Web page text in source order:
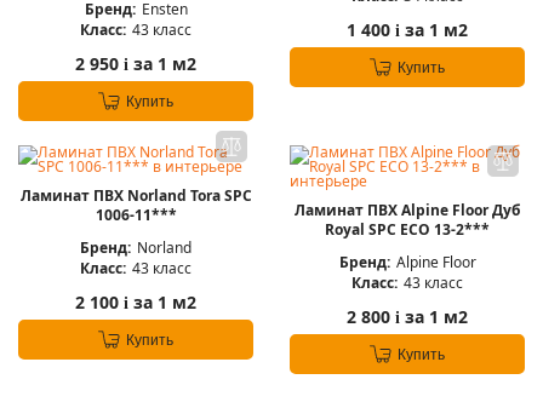
Бренд: Ensten
Класс: 43 класс
2 950 i за 1 м2
Купить
1 400 i за 1 м2
Купить
Ламинат ПВХ Norland Tora SPC
1006-11***
Бренд: Norland
Класс: 43 класс
2 100 i за 1 м2
Купить
Ламинат ПВХ Alpine Floor Дуб
Royal SPC ЕСО 13-2***
Бренд: Alpine Floor
Класс: 43 класс
2 800 i за 1 м2
Купить